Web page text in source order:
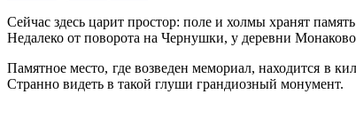
Сейчас здесь царит простор: поле и холмы хранят
Недалеко от поворота на Чернушки, у деревни
Памятное место, где возведен мемориал, находится в
Странно видеть в такой глуши грандиозный монумент.